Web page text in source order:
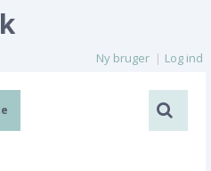
Ny bruger Log ind